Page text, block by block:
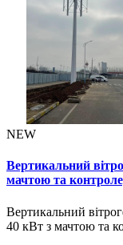
NEW
Вертикальний
мачтою та
Вертикальний
40 кВт з мачтою та